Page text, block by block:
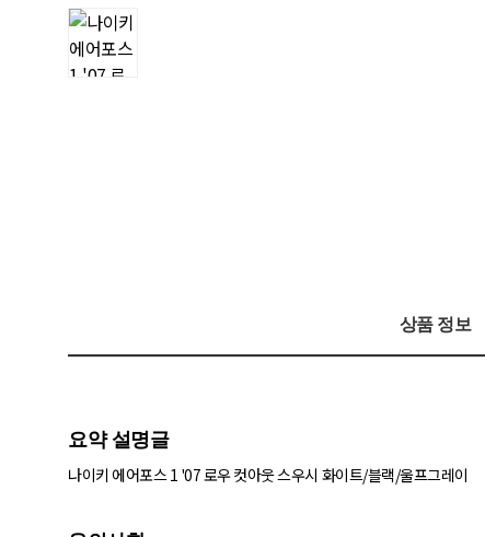
상품 정보
요약 설명글
나이키 에어포스 1 '07 로우 컷아웃 스우시 화이트/블랙/울프그레이